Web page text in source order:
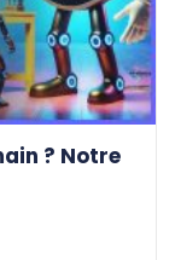
? Notre